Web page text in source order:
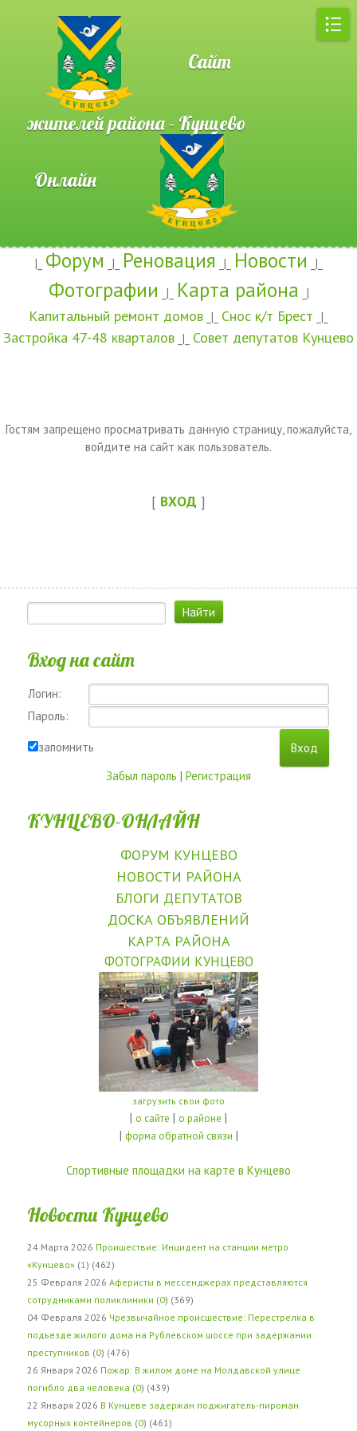
Сайт
жителей района - Кунцево
Онлайн
|_ Форум _|_ Реновация _|_ Новости _|_
Фотографии _|_ Карта района _|
Капитальный ремонт домов _|_ Снос к/т Брест _|_
Застройка 47-48 кварталов _|_ Совет депутатов Кунцево
Гостям запрещено просматривать данную страницу, пожалуйста,
войдите на сайт как пользователь.
[ ВХОД ]
Вход на сайт
Логин:
Пароль:
запомнить
Забыл пароль | Регистрация
КУНЦЕВО-ОНЛАЙН
ФОРУМ КУНЦЕВО
НОВОСТИ РАЙОНА
БЛОГИ ДЕПУТАТОВ
ДОСКА ОБЪЯВЛЕНИЙ
КАРТА РАЙОНА
ФОТОГРАФИИ КУНЦЕВО
загрузить свои фото
| о сайте | о районе |
| форма обратной связи |
Спортивные площадки на карте в Кунцево
Новости Кунцево
24 Марта 2026 Проишествие: Инцидент на станции метро
«Кунцево» (1 ) (462)
25 Февраля 2026 Аферисты в мессенджерах представляются
сотрудниками поликлиники (0) (369)
04 Февраля 2026 Чрезвычайное происшествие: Перестрелка в
подъезде жилого дома на Рублевском шоссе при задержании
преступников (0) (476)
26 Января 2026 Пожар: В жилом доме на Молдавской улице
погибло два человека (0) (439)
22 Января 2026 В Кунцеве задержан поджигатель-пироман
мусорных контейнеров (0) (461)